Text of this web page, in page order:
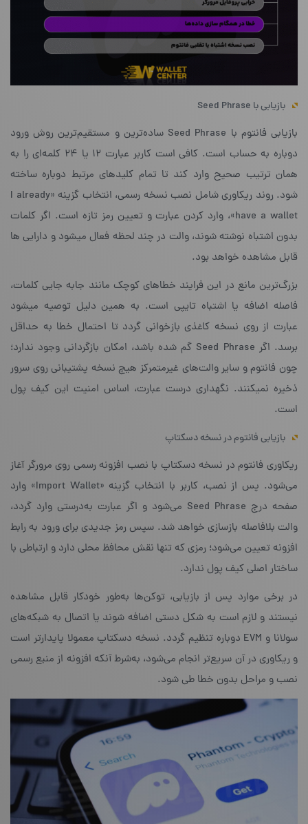
بازیابی با Seed Phrase
بازیابی فانتوم با Seed Phrase ساده‌ترین و مستقیم‌ترین روش ورود
دوباره به حساب است. کافی است کاربر عبارت ۱۲ یا ۲۴ کلمه‌ای را به
همان ترتیب صحیح وارد کند تا تمام کلیدهای مرتبط دوباره ساخته
شود. روند ریکاوری شامل نصب نسخه رسمی، انتخاب گزینه «I already
have a wallet»، وارد کردن عبارت و تعیین رمز تازه است. اگر کلمات
بدون اشتباه نوشته شوند، والت در چند لحظه فعال میشود و دارایی ها
قابل مشاهده خواهد بود.
بزرگ‌ترین مانع در این فرایند خطاهای کوچک مانند جابه جایی کلمات،
فاصله اضافه یا اشتباه تایپی است. به همین دلیل توصیه میشود
عبارت از روی نسخه کاغذی بازخوانی گردد تا احتمال خطا به حداقل
برسد. اگر Seed Phrase گم شده باشد، امکان بازگردانی وجود ندارد؛
چون فانتوم و سایر والت‌های غیرمتمرکز هیچ نسخه پشتیبانی روی سرور
ذخیره نمیکنند. نگهداری درست عبارت، اساس امنیت این کیف پول
است.
بازیابی فانتوم در نسخه دسکتاپ
ریکاوری فانتوم در نسخه دسکتاپ با نصب افزونه رسمی روی مرورگر آغاز
می‌شود. پس از نصب، کاربر با انتخاب گزینه «Import Wallet» وارد
صفحه درج Seed Phrase می‌شود و اگر عبارت به‌درستی وارد گردد،
والت بلافاصله بازسازی خواهد شد. سپس رمز جدیدی برای ورود به رابط
افزونه تعیین می‌شود؛ رمزی که تنها نقش محافظ محلی دارد و ارتباطی با
ساختار اصلی کیف پول ندارد.
در برخی موارد پس از بازیابی، توکن‌ها به‌طور خودکار قابل مشاهده
نیستند و لازم است به شکل دستی اضافه شوند یا اتصال به شبکه‌های
سولانا و EVM دوباره تنظیم گردد. نسخه دسکتاپ معمولا پایدارتر است
و ریکاوری در آن سریع‌تر انجام می‌شود، به‌شرط آنکه افزونه از منبع رسمی
نصب و مراحل بدون خطا طی شود.